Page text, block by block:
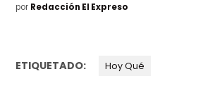
por Redacción El Expreso
ETIQUETADO: Hoy Qué